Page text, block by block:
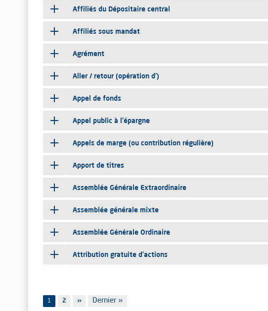
Affiliés du Dépositaire central
Affiliés sous mandat
Agrément
Aller / retour (opération d')
Appel de fonds
Appel public à l'épargne
Appels de marge (ou contribution régulière)
Apport de titres
Assemblée Générale Extraordinaire
Assemblée générale mixte
Assemblée Générale Ordinaire
Attribution gratuite d'actions
1 Page
2
Page
››
Dernière
Dernier »